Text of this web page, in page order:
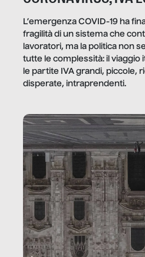
L’emergenza COVID-19 ha
fragilità di un sistema che
lavoratori, ma la politica non
tutte le complessità: il viaggio
le partite IVA grandi, piccole,
disperate, intraprendenti.